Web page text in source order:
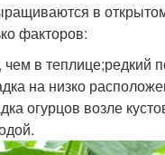
в
факторов:
в
на низко
огурцов возле